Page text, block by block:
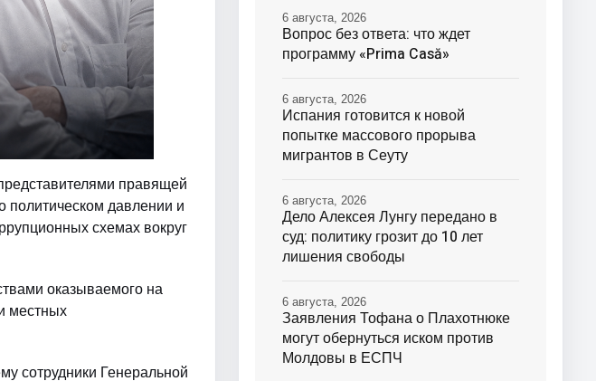
правящей
политическом давлении и
схемах вокруг
оказываемого на
местных
сотрудники Генеральной
Вопрос без ответа: что ждет
программу «Prima Casă»
6 августа, 2026
Испания готовится к новой
попытке массового прорыва
мигрантов в Сеуту
6 августа, 2026
Дело Алексея Лунгу передано в
суд: политику грозит до 10 лет
лишения свободы
6 августа, 2026
Заявления Тофана о Плахотнюке
могут обернуться иском против
Молдовы в ЕСПЧ
6 августа, 2026